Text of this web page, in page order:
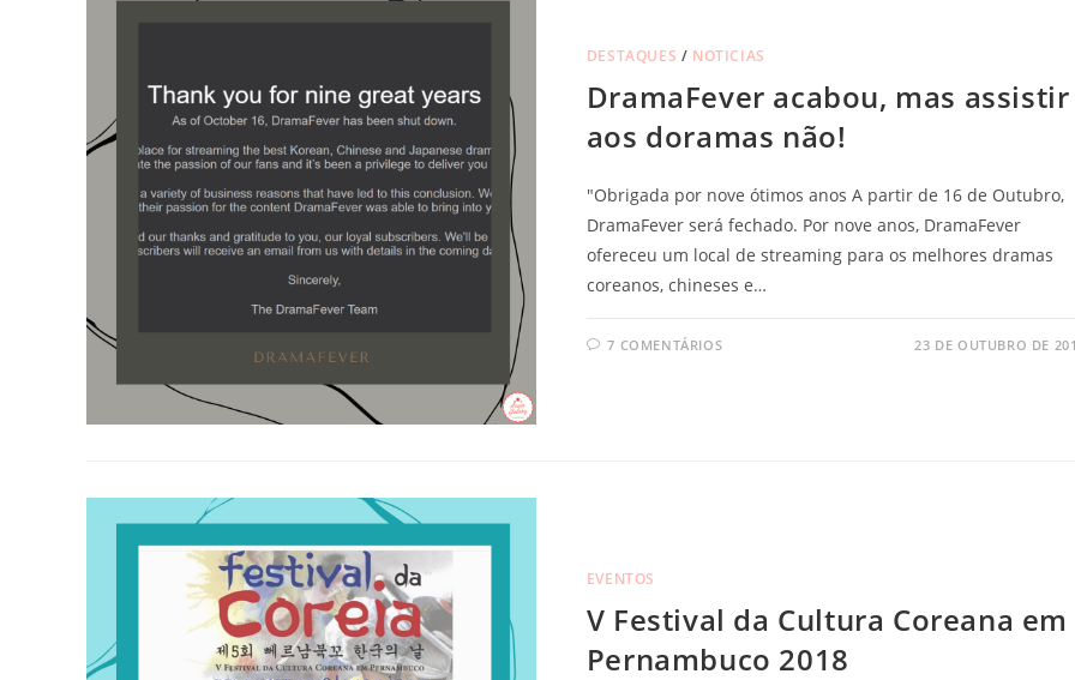
DESTAQUES / NOTICIAS
DramaFever acabou, mas assistir
aos doramas não!
"Obrigada por nove ótimos anos A partir de 16 de Outubro,
DramaFever será fechado. Por nove anos, DramaFever
ofereceu um local de streaming para os melhores dramas
coreanos, chineses e…
7 COMENTÁRIOS 23 DE OUTUBRO DE
EVENTOS
V Festival da Cultura Coreana em
Pernambuco 2018